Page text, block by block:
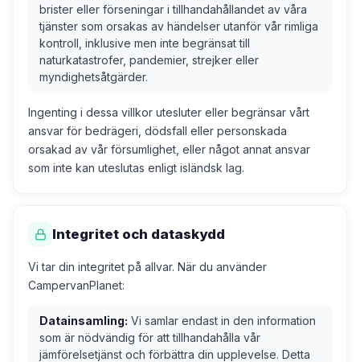
brister eller förseningar i tillhandahållandet av våra
tjänster som orsakas av händelser utanför vår rimliga
kontroll, inklusive men inte begränsat till
naturkatastrofer, pandemier, strejker eller
myndighetsåtgärder.
Ingenting i dessa villkor utesluter eller begränsar vårt
ansvar för bedrägeri, dödsfall eller personskada
orsakad av vår försumlighet, eller något annat ansvar
som inte kan uteslutas enligt isländsk lag.
Integritet och dataskydd
Vi tar din integritet på allvar. När du använder
CampervanPlanet:
Datainsamling: Vi samlar endast in den information
som är nödvändig för att tillhandahålla vår
jämförelsetjänst och förbättra din upplevelse. Detta